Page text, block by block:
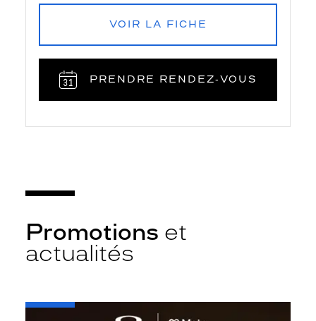
VOIR LA FICHE
PRENDRE RENDEZ‑VOUS
Promotions et
actualités
-